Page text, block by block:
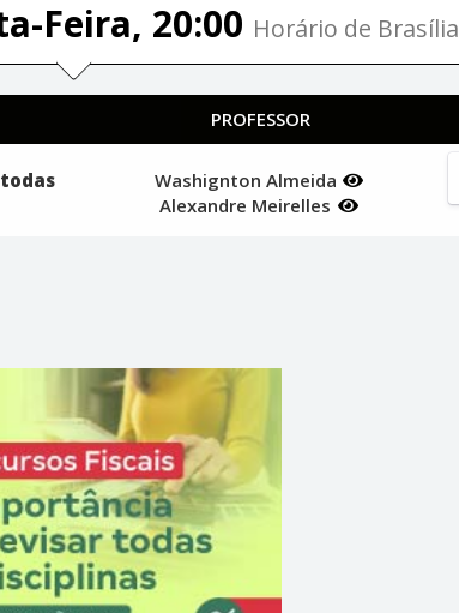
Feira, 20:00 Horário de Brasília
PROFESSOR
Washignton Almeida
Alexandre Meirelles